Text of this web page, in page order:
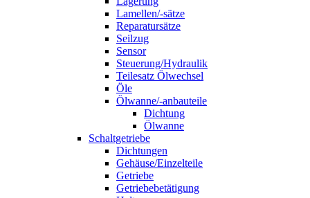
Lamellen/-sätze
Reparatursätze
Seilzug
Sensor
Steuerung/Hydraulik
Teilesatz Ölwechsel
Öle
Ölwanne/-anbauteile
Dichtung
Ölwanne
Schaltgetriebe
Dichtungen
Gehäuse/Einzelteile
Getriebe
Getriebebetätigung